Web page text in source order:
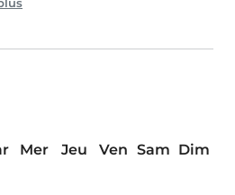
Mer Jeu Ven Sam Dim